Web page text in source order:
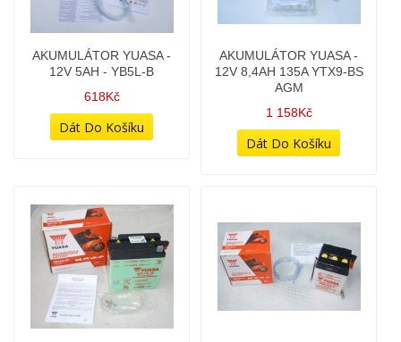
618Kč
AGM
AKUMULÁTOR YUASA -
6V 11AH - 6N11A-1B
AKUMULÁTOR YUASA 6V